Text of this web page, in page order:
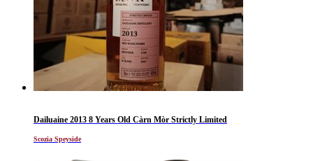
Dailuaine 2013 8 Years Old Càrn Mòr Strictly Limited
Scozia Speyside